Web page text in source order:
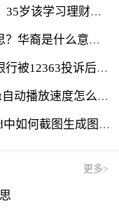
习理财会不会太迟？
华侨在侨居国生下的子女
后果是什么？|环球通讯
怎么调慢？ 世界报资讯
何截图生成图片？
更多>